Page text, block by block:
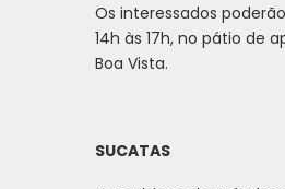
Os interessados
14h às 17h, no pátio de
Boa Vista.
SUCATAS